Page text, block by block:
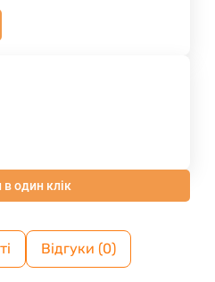
в один клік
Відгуки (0)